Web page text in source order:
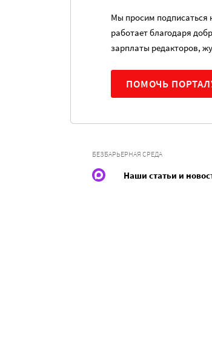
Мы просим подписаться
работает благодаря
зарплаты редакторов,
ПОМОЧЬ
БЕЗБАРЬЕРНАЯ СРЕДА
Наши статьи и